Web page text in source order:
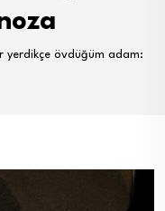
yerdikçe övdüğüm adam: